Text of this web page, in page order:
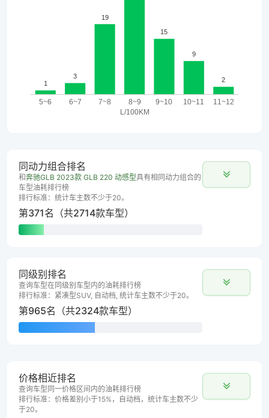
同动力组合排名
和奔驰GLB 2023款 GLB 220 动感型具有相同动力组合的
车型油耗排行榜
排行标准：统计车主数不少于20。
第371名（共2714款车型）
同级别排名
查询车型在同级别车型内的油耗排行榜
排行标准：紧凑型SUV, 自动档, 统计车主数不少于20。
第965名（共2324款车型）
价格相近排名
查询车型同一价格区间内的油耗排行榜
排行标准：价格差别小于15%，自动档，统计车主数不少
于20。